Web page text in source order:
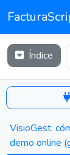
Índice
VisioGest:
demo online